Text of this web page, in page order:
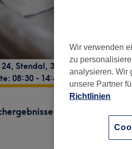
, Stendal, 39576
08:30 - 14:45
Wir verwenden
zu
analysieren. Wir
unsere Partner
Richtlinien